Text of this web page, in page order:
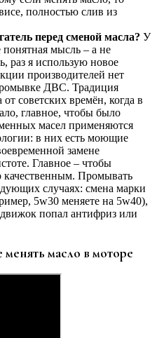
полностью слив из
перед сменой масла? У
мысль – а не
раз я использую новое
производителей нет
ДВС. Традиция
советских времён, когда в
главное, чтобы было
масел применяются
в них есть моющие
замене
Главное – чтобы
качественным. Промывать
случаях: смена марки
5w30 меняете на 5w40),
попал антифриз или
масло в моторе